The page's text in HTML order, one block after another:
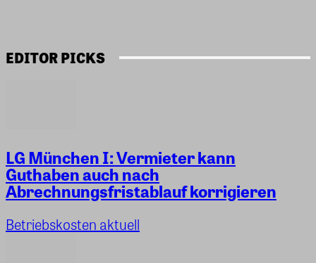
EDITOR PICKS
LG München I: Vermieter kann
Guthaben auch nach
Abrechnungsfristablauf korrigieren
Betriebskosten aktuell